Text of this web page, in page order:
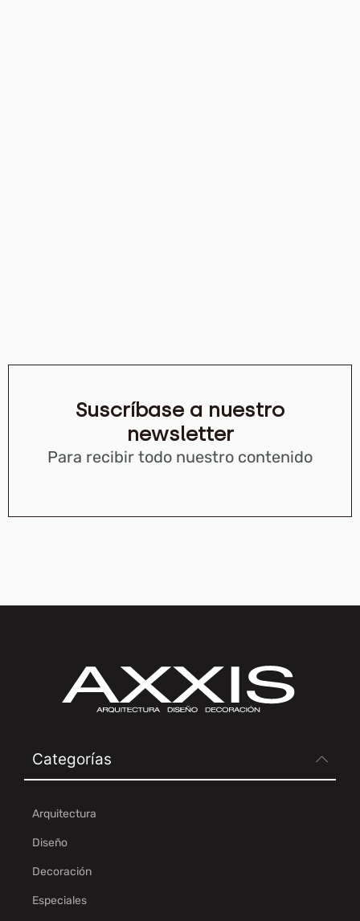
Suscríbase a nuestro
newsletter
Para recibir todo nuestro contenido
Categorías
Arquitectura
Diseño
Decoración
Especiales